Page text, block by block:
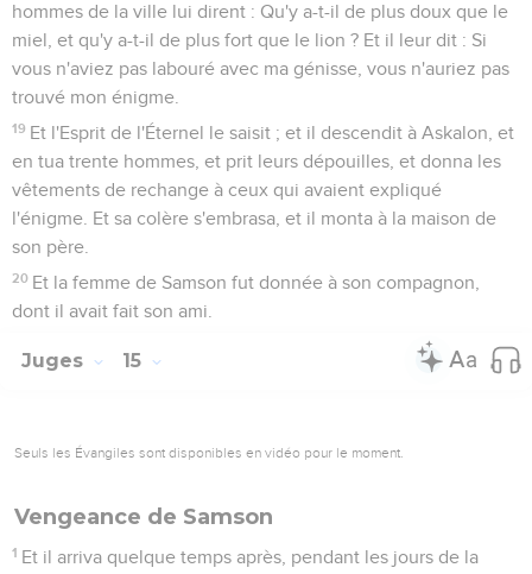
hommes de la ville lui dirent : Qu'y a-t-il de plus doux que le
miel, et qu'y a-t-il de plus fort que le lion ? Et il leur dit : Si
vous n'aviez pas labouré avec ma génisse, vous n'auriez pas
trouvé mon énigme.
19 Et l'Esprit de l'Éternel le saisit ; et il descendit à Askalon, et
en tua trente hommes, et prit leurs dépouilles, et donna les
vêtements de rechange à ceux qui avaient expliqué
l'énigme. Et sa colère s'embrasa, et il monta à la maison de
son père.
20 Et la femme de Samson fut donnée à son compagnon,
dont il avait fait son ami.
Juges 15
Seuls les Évangiles sont disponibles en vidéo pour le moment.
Vengeance de Samson
1 Et il arriva quelque temps après, pendant les jours de la